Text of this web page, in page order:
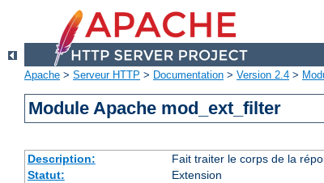
Apache > Serveur HTTP > Documentation > Version 2.4 >
Module Apache mod_ext_filter
Description:
Fait traiter le corps de la
Statut:
Extension